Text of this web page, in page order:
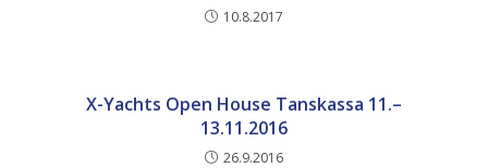
10.8.2017
X-Yachts Open House Tanskassa 11.–
13.11.2016
26.9.2016